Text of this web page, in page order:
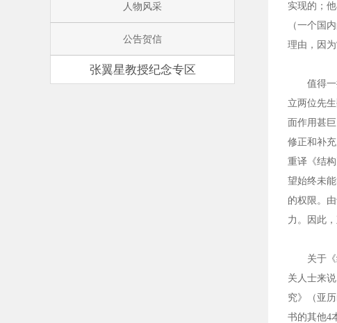
人物风采
公告贺信
张翼星教授纪念专区
实现的；
（一个国
理由，因
值得一提
立两位先
面作用甚
修正和补
重译《结
望始终未
的权限。
力。因此
关于《结
关人士来
究》（亚
书的其他4